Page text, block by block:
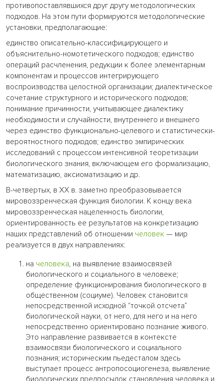
противопоставлявшихся друг другу методологических
подходов. На этом пути формируются методологические
установки, предполагающие:
единство описательно-классифицирующего и
объяснительно-номотетического подходов; единство
операций расчленения, редукции к более элементарным
компонентам и процессов интегрирующего
воспроизводства целостной организации; диалектическое
сочетание структурного и исторического подходов;
понимание причинности, учитывающее диалектику
необходимости и случайности, внутреннего и внешнего
через единство функционально-целевого и статистически-
вероятностного подходов; единство эмпирических
исследований с процессом интенсивной теоретизации
биологического знания, включающем его формализацию,
математизацию, аксиоматизацию и др.
В-четвертых, в XX в. заметно преобразовывается
мировоззренческая функция биологии. К концу века
мировоззренческая нацеленность биологии,
ориентированность ее результатов на конкретизацию
наших представлений об отношении человек — мир
реализуется в двух направлениях:
на человека, на выявление взаимосвязей
биологического и социального в человеке;
определение функционирования биологического в
общественном (социуме). Человек становится
непосредственной исходной “точкой отсчета”
биологической науки, от него, для него и на него
непосредственно ориентировано познание живого.
Это направление развивается в контексте
взаимосвязи биологического и социального
познания; историческим пьедесталом здесь
выступает процесс антропосоциогенеза, выявление
биологических предпосылок становления человека и